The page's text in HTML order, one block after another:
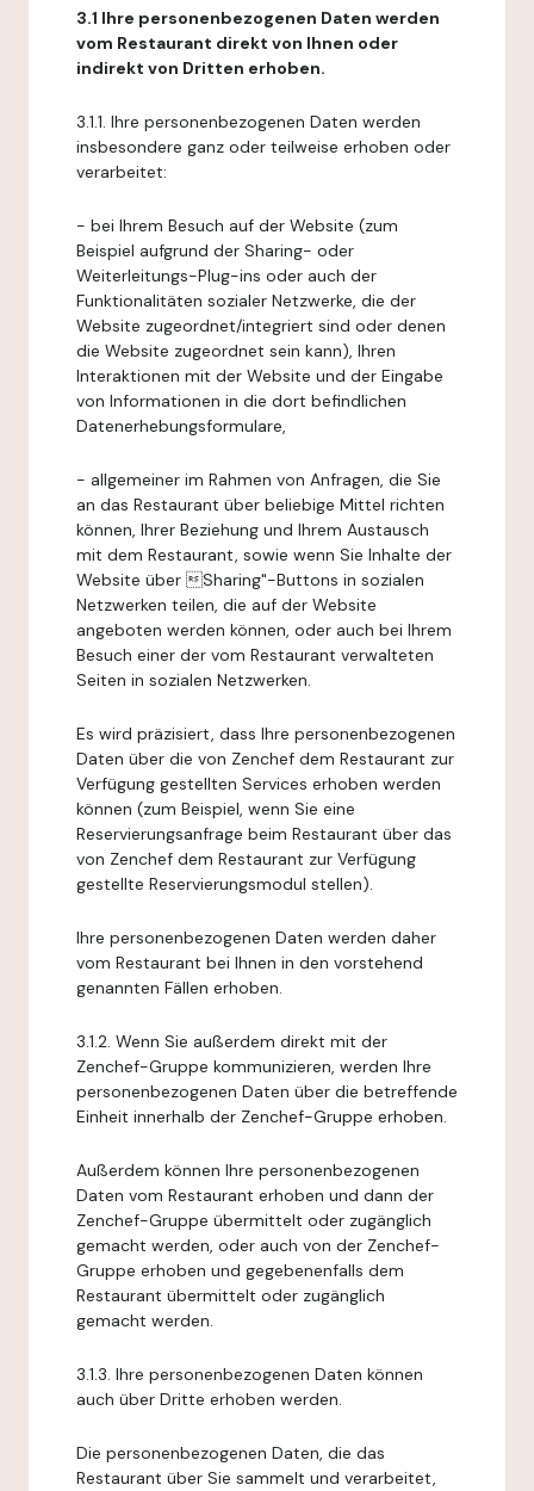
3.1 Ihre personenbezogenen Daten werden
vom Restaurant direkt von Ihnen oder
indirekt von Dritten erhoben.
3.1.1. Ihre personenbezogenen Daten werden
insbesondere ganz oder teilweise erhoben oder
verarbeitet:
- bei Ihrem Besuch auf der Website (zum
Beispiel aufgrund der Sharing- oder
Weiterleitungs-Plug-ins oder auch der
Funktionalitäten sozialer Netzwerke, die der
Website zugeordnet/integriert sind oder denen
die Website zugeordnet sein kann), Ihren
Interaktionen mit der Website und der Eingabe
von Informationen in die dort befindlichen
Datenerhebungsformulare,
- allgemeiner im Rahmen von Anfragen, die Sie
an das Restaurant über beliebige Mittel richten
können, Ihrer Beziehung und Ihrem Austausch
mit dem Restaurant, sowie wenn Sie Inhalte der
Website über Sharing"-Buttons in sozialen
Netzwerken teilen, die auf der Website
angeboten werden können, oder auch bei Ihrem
Besuch einer der vom Restaurant verwalteten
Seiten in sozialen Netzwerken.
Es wird präzisiert, dass Ihre personenbezogenen
Daten über die von Zenchef dem Restaurant zur
Verfügung gestellten Services erhoben werden
können (zum Beispiel, wenn Sie eine
Reservierungsanfrage beim Restaurant über das
von Zenchef dem Restaurant zur Verfügung
gestellte Reservierungsmodul stellen).
Ihre personenbezogenen Daten werden daher
vom Restaurant bei Ihnen in den vorstehend
genannten Fällen erhoben.
3.1.2. Wenn Sie außerdem direkt mit der
Zenchef-Gruppe kommunizieren, werden Ihre
personenbezogenen Daten über die betreffende
Einheit innerhalb der Zenchef-Gruppe erhoben.
Außerdem können Ihre personenbezogenen
Daten vom Restaurant erhoben und dann der
Zenchef-Gruppe übermittelt oder zugänglich
gemacht werden, oder auch von der Zenchef-
Gruppe erhoben und gegebenenfalls dem
Restaurant übermittelt oder zugänglich
gemacht werden.
3.1.3. Ihre personenbezogenen Daten können
auch über Dritte erhoben werden.
Die personenbezogenen Daten, die das
Restaurant über Sie sammelt und verarbeitet,